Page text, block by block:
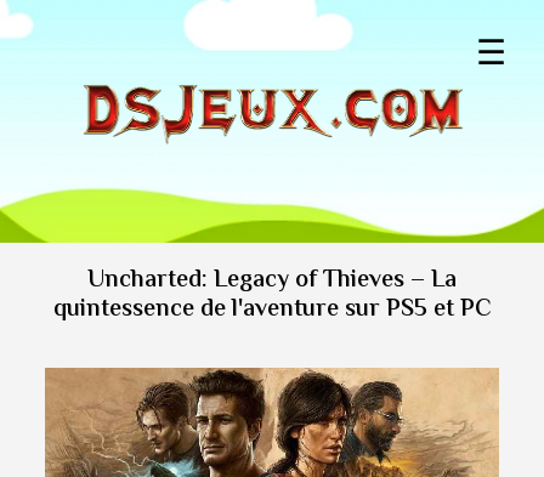
☰
Uncharted: Legacy of Thieves – La
quintessence de l'aventure sur PS5 et PC